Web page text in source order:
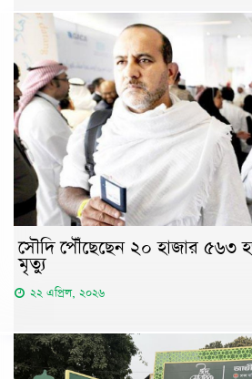
সৌদি পৌঁছেছেন ২০ হাজার ৫৬৩
মৃত্যু
২২ এপ্রিল, ২০২৬